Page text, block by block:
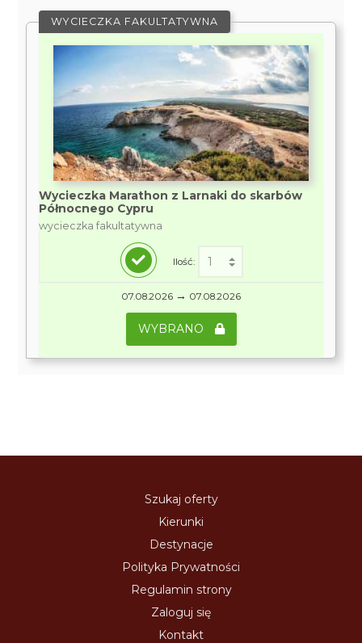
WYCIECZKA FAKULTATYWNA
Wycieczka Marathon z Larnaki do skarbów
Północnego Cypru
wycieczka fakultatywna
Ilość:
07.08.2026 → 07.08.2026
WYBRANO
Szukaj oferty
Kierunki
Destynacje
Polityka Prywatności
Regulamin strony
Zaloguj się
Kontakt